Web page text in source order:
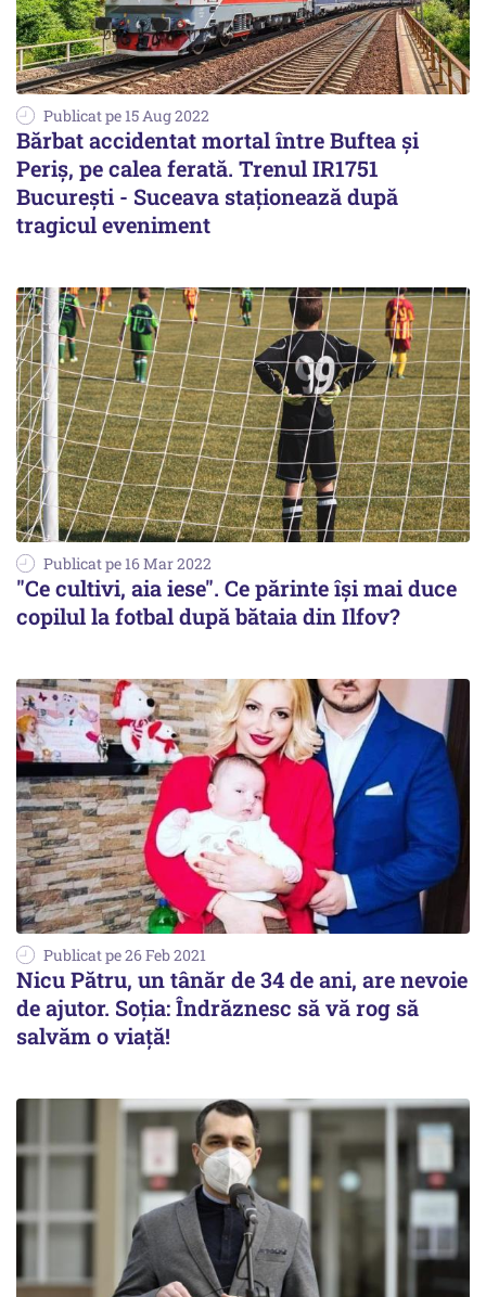
Publicat pe 15 Aug 2022
Bărbat accidentat mortal între Buftea și
Periș, pe calea ferată. Trenul IR1751
București - Suceava staționează după
tragicul eveniment
Publicat pe 16 Mar 2022
"Ce cultivi, aia iese". Ce părinte îşi mai duce
copilul la fotbal după bătaia din Ilfov?
Publicat pe 26 Feb 2021
Nicu Pătru, un tânăr de 34 de ani, are nevoie
de ajutor. Soția: Îndrăznesc să vă rog să
salvăm o viață!